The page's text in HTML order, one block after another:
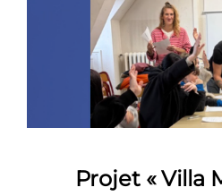
Projet « Villa